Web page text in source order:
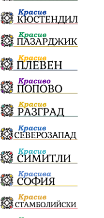
ПравилаЗаВсички
Булинг
Суверенитет